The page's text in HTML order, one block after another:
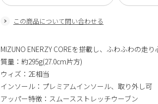
この商品について問い合わせる
MIZUNO ENERZY COREを搭載し、ふわふわの走
質量：約295g(27.0cm片方)
ウィズ：2E相当
インソール：プレミアムインソール、取り外し可
アッパー特徴：スムースストレッチウーブン